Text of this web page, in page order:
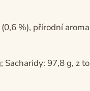
%), přírodní aroma
97,8 g, z